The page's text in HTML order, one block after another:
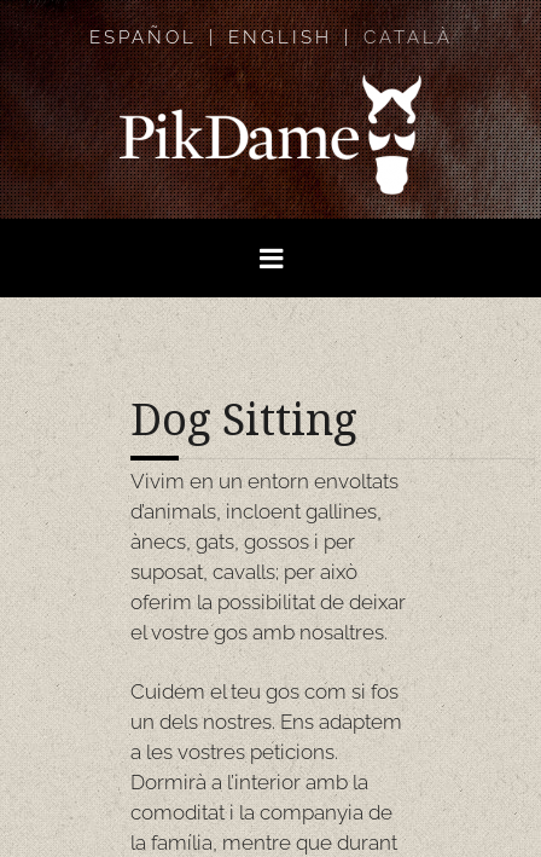
ESPAÑOL ENGLISH CATALÀ
Dog Sitting
Vivim en un entorn envoltats
d’animals, incloent gallines,
ànecs, gats, gossos i per
suposat, cavalls; per això
oferim la possibilitat de deixar
el vostre gos amb nosaltres.
Cuidem el teu gos com si fos
un dels nostres. Ens adaptem
a les vostres peticions.
Dormirà a l’interior amb la
comoditat i la companyia de
la família, mentre que durant